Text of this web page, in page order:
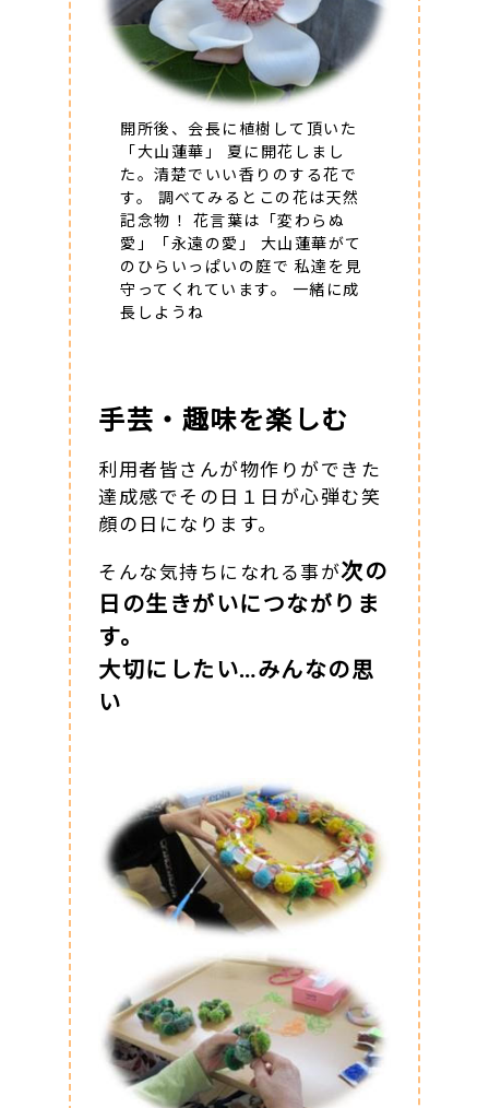
開所後、会長に植樹して頂いた
「大山蓮華」 夏に開花しまし
た。清楚でいい香りのする花で
す。 調べてみるとこの花は天然
記念物！ 花言葉は「変わらぬ
愛」「永遠の愛」 大山蓮華がて
のひらいっぱいの庭で 私達を見
守ってくれています。 一緒に成
長しようね
手芸・趣味を楽しむ
利用者皆さんが物作りができた
達成感でその日１日が心弾む笑
顔の日になります。
そんな気持ちになれる事が次の
日の生きがいにつながりま
す。
大切にしたい…みんなの思
い